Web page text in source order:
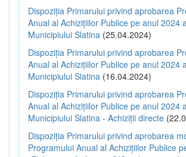
Dispoziția Primarului privind aprobarea
Anual al Achizițiilor Publice pe anul 2024
Municipiului Slatina (25.04.2024)
Dispoziția Primarului privind aprobarea
Anual al Achizițiilor Publice pe anul 2024
Municipiului Slatina (16.04.2024)
Dispoziția Primarului privind aprobarea
Anual al Achizițiilor Publice pe anul 2024
Municipiului Slatina - Achiziții directe
Dispoziția Primarului privind aprobarea
Programului Anual al Achizițiilor Publice